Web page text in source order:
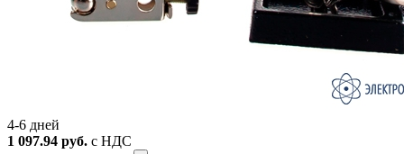
4-6 дней
1 097.94 руб. с НДС